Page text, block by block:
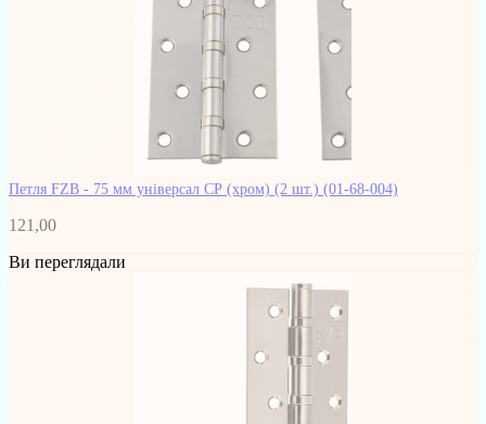
Петля FZB - 75 мм універсал СР (хром) (2 шт.) (01-68-004)
121,00
Ви переглядали